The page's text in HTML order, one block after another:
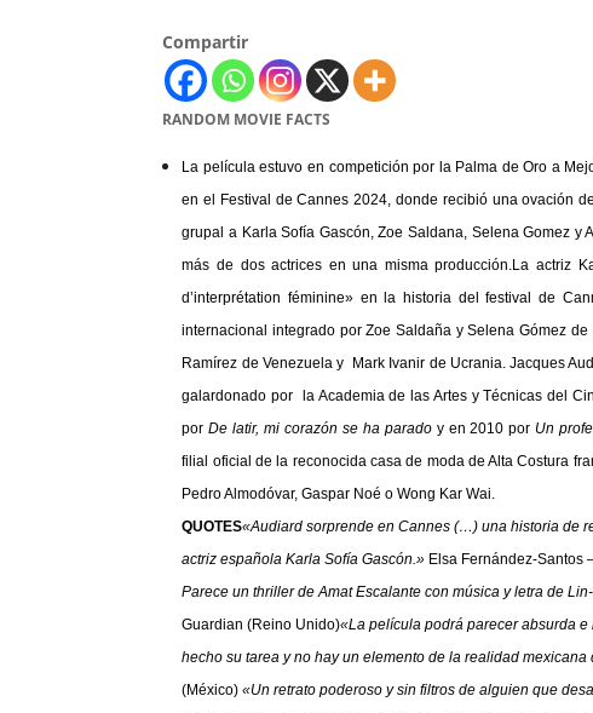
Compartir
RANDOM MOVIE FACTS
La película estuvo en competición por la Palma de Oro a
en el Festival de Cannes 2024, donde recibió una ovación
grupal a Karla Sofía Gascón, Zoe Saldana, Selena Gomez
más de dos actrices en una misma producción.La actriz
d’interprétation féminine» en la historia del festival de
internacional integrado por Zoe Saldaña y Selena Gómez
Ramírez de Venezuela y Mark Ivanir de Ucrania. Jacques
galardonado por la Academia de las Artes y Técnicas del
porDe latir, mi corazón se ha paradoy en 2010 por Un
filial oficial de la reconocida casa de moda de Alta Costura
Pedro Almodóvar, Gaspar Noé o Wong Kar Wai.
QUOTES«Audiard sorprende en Cannes (…) una historia de
actriz española Karla Sofía Gascón.» Elsa Fernández-
Parece un thriller de Amat Escalante con música y letra de
Guardian (Reino Unido)«La película podrá parecer absurda
hecho su tarea y no hay un elemento de la realidad
(México)«Un retrato poderoso y sin filtros de alguien que